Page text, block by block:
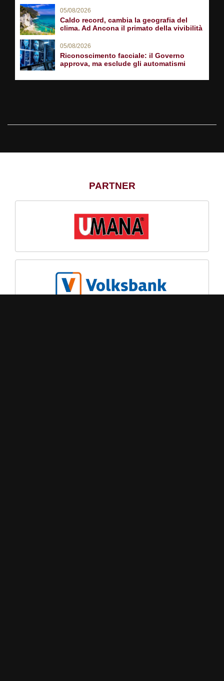
05/08/2026
Caldo record, cambia la geografia del
clima. Ad Ancona il primato della vivibilità
05/08/2026
Riconoscimento facciale: il Governo
approva, ma esclude gli automatismi
PARTNER